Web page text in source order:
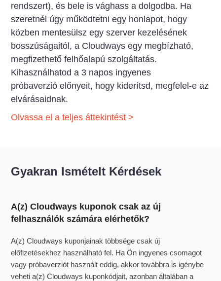
rendszert), és bele is vághass a dolgodba. Ha
szeretnél úgy működtetni egy honlapot, hogy
közben mentesülsz egy szerver kezelésének
bosszúságaitól, a Cloudways egy megbízható,
megfizethető felhőalapú szolgáltatás.
Kihasználhatod a 3 napos ingyenes
próbaverzió előnyeit, hogy kiderítsd, megfelel-e az
elvárásaidnak.
Olvassa el a teljes áttekintést >
Gyakran Ismételt Kérdések
A(z) Cloudways kuponok csak az új
felhasználók számára elérhetők?
A(z) Cloudways kuponjainak többsége csak új
előfizetésekhez használható fel. Ha Ön ingyenes csomagot
vagy próbaverziót használt eddig, akkor továbbra is igénybe
veheti a(z) Cloudways kuponkódjait, azonban általában a